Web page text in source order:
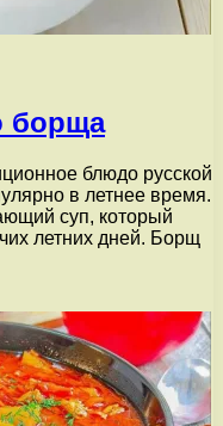
борща
блюдо русской
в летнее время.
суп, который
летних дней. Борщ